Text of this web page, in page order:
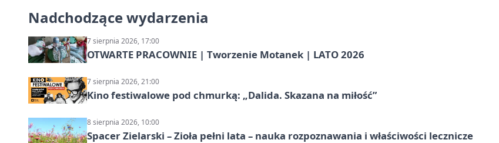
Nadchodzące wydarzenia
7 sierpnia 2026, 17:00
OTWARTE PRACOWNIE | Tworzenie Motanek | LATO 2026
7 sierpnia 2026, 21:00
Kino festiwalowe pod chmurką: „Dalida. Skazana na miłość”
8 sierpnia 2026, 10:00
Spacer Zielarski – Zioła pełni lata – nauka rozpoznawania i właściwości lecznicze